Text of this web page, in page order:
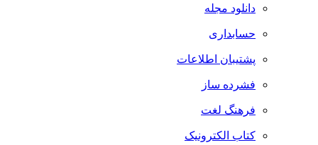
دانلود مجله
حسابداری
پشتیبان اطلاعات
فشرده ساز
فرهنگ لغت
کتاب الکترونیک